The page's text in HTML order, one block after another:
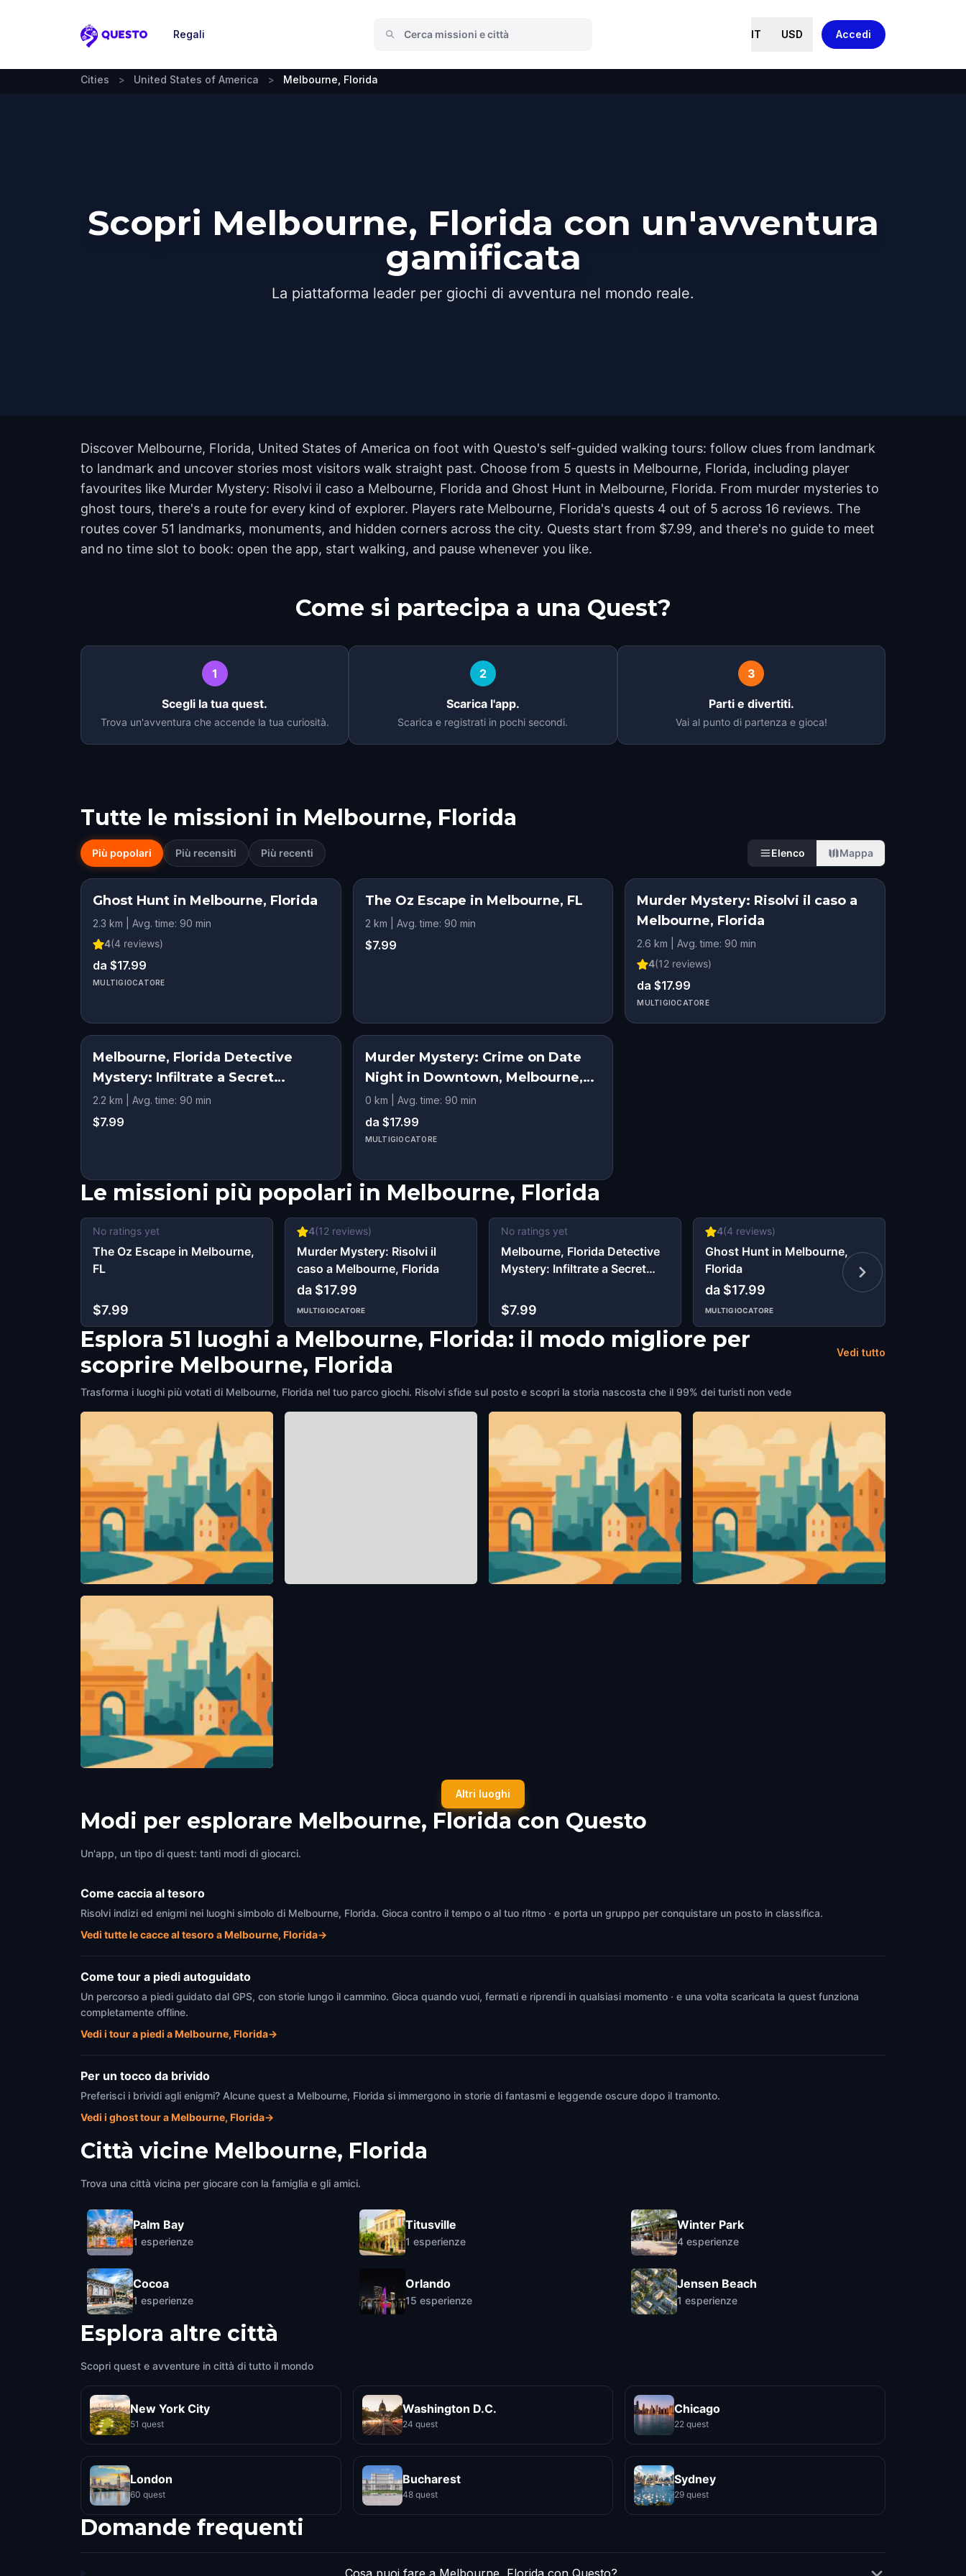
Questo
Regali IT USD Accedi
Cities > United States of America > Melbourne, Florida
Scopri Melbourne, Florida con un'avventura
gamificata
La piattaforma leader per giochi di avventura nel mondo reale.
Discover Melbourne, Florida, United States of America on foot with Questo's self-guided walking tours: follow clues from landmark
to landmark and uncover stories most visitors walk straight past. Choose from 5 quests in Melbourne, Florida, including player
favourites like Murder Mystery: Risolvi il caso a Melbourne, Florida and Ghost Hunt in Melbourne, Florida. From murder mysteries to
ghost tours, there's a route for every kind of explorer. Players rate Melbourne, Florida's quests 4 out of 5 across 16 reviews. The
routes cover 51 landmarks, monuments, and hidden corners across the city. Quests start from $7.99, and there's no guide to meet
and no time slot to book: open the app, start walking, and pause whenever you like.
Come si partecipa a una Quest?
1
Scegli la tua quest.
Trova un'avventura che accende la tua curiosità.
2
Scarica l'app.
Scarica e registrati in pochi secondi.
3
Parti e divertiti.
Vai al punto di partenza e gioca!
Tutte le missioni in Melbourne, Florida
Più popolari Più recensiti Più recenti Elenco Mappa
Ghost Hunt in Melbourne, Florida
2.3 km | Avg. time: 90 min
4(4 reviews)
da $17.99
MULTIGIOCATORE
The Oz Escape in Melbourne, FL
2 km | Avg. time: 90 min
$7.99
Murder Mystery: Risolvi il caso a
Melbourne, Florida
2.6 km | Avg. time: 90 min
4(12 reviews)
da $17.99
MULTIGIOCATORE
Melbourne, Florida Detective
Mystery: Infiltrate a Secret
Society!
2.2 km | Avg. time: 90 min
$7.99
Murder Mystery: Crime on Date
Night in Downtown, Melbourne,
Florida
0 km | Avg. time: 90 min
da $17.99
MULTIGIOCATORE
Le missioni più popolari in Melbourne, Florida
No ratings yet
The Oz Escape in Melbourne,
FL
$7.99
4(12 reviews)
Murder Mystery: Risolvi il
caso a Melbourne, Florida
da $17.99
MULTIGIOCATORE
No ratings yet
Melbourne, Florida Detective
Mystery: Infiltrate a Secret
$7.99
4(4 reviews)
Ghost Hunt in Melbourne,
Florida
da $17.99
MULTIGIOCATORE
Esplora 51 luoghi a Melbourne, Florida: il modo migliore per
scoprire Melbourne, Florida
Vedi tutto
Trasforma i luoghi più votati di Melbourne, Florida nel tuo parco giochi. Risolvi sfide sul posto e scopri la storia nascosta che il 99% dei turisti non vede
Melbourne, Florida,United States of
America
Altri luoghi
Modi per esplorare Melbourne, Florida con Questo
Un'app, un tipo di quest: tanti modi di giocarci.
Come caccia al tesoro
Risolvi indizi ed enigmi nei luoghi simbolo di Melbourne, Florida. Gioca contro il tempo o al tuo ritmo · e porta un gruppo per conquistare un posto in classifica.
Vedi tutte le cacce al tesoro a Melbourne, Florida→
Come tour a piedi autoguidato
Un percorso a piedi guidato dal GPS, con storie lungo il cammino. Gioca quando vuoi, fermati e riprendi in qualsiasi momento · e una volta scaricata la quest funziona
completamente offline.
Vedi i tour a piedi a Melbourne, Florida→
Per un tocco da brivido
Preferisci i brividi agli enigmi? Alcune quest a Melbourne, Florida si immergono in storie di fantasmi e leggende oscure dopo il tramonto.
Vedi i ghost tour a Melbourne, Florida→
Città vicine Melbourne, Florida
Trova una città vicina per giocare con la famiglia e gli amici.
Palm Bay
1 esperienze
Cocoa
1 esperienze
Titusville
1 esperienze
Orlando
15 esperienze
Winter Park
4 esperienze
Jensen Beach
1 esperienze
Esplora altre città
Scopri quest e avventure in città di tutto il mondo
New York City
51 quest
Washington D.C.
24 quest
Chicago
22 quest
London
60 quest
Bucharest
48 quest
Sydney
29 quest
Domande frequenti
Cosa puoi fare a Melbourne, Florida con Questo?